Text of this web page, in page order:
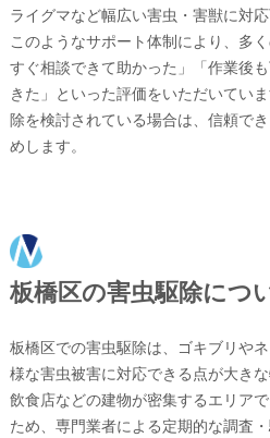
ライグマなど幅広い害虫・害獣に対応
このようなサポート体制により、多
すぐ相談できて助かった」「作業後
きた」といった評価をいただいてい
除を検討されている場合は、信頼で
めします。
板橋区の害虫駆除につ
板橋区での害虫駆除は、ゴキブリや
様な害虫被害に対応できる点が大き
飲食店などの建物が密集するエリア
ため、専門業者による定期的な調査